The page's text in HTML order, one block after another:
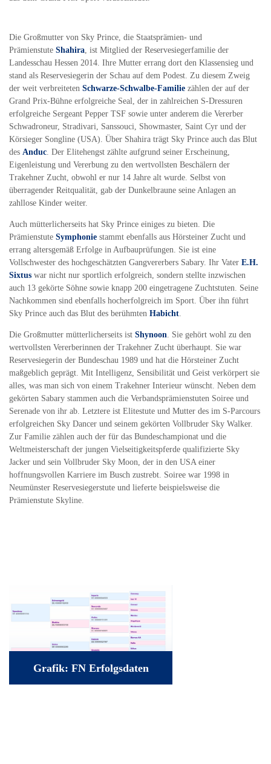
Die Großmutter von Sky Prince, die Staatsprämien- und
Prämienstute Shahira , ist Mitglied der Reservesiegerfamilie der
Landesschau Hessen 2014. Ihre Mutter errang dort den Klassensieg und
stand als Reservesiegerin der Schau auf dem Podest. Zu diesem Zweig
der weit verbreiteten Schwarze-Schwalbe-Familie zählen der auf der
Grand Prix-Bühne erfolgreiche Seal, der in zahlreichen S-Dressuren
erfolgreiche Sergeant Pepper TSF sowie unter anderem die Vererber
Schwadroneur, Stradivari, Sanssouci, Showmaster, Saint Cyr und der
Körsieger Songline (USA). Über Shahira trägt Sky Prince auch das Blut
des Anduc . Der Elitehengst zählte aufgrund seiner Erscheinung,
Eigenleistung und Vererbung zu den wertvollsten Beschälern der
Trakehner Zucht, obwohl er nur 14 Jahre alt wurde. Selbst von
überragender Reitqualität, gab der Dunkelbraune seine Anlagen an
zahllose Kinder weiter.
Auch mütterlicherseits hat Sky Prince einiges zu bieten. Die
Prämienstute Symphonie stammt ebenfalls aus Hörsteiner Zucht und
errang altersgemäß Erfolge in Aufbauprüfungen. Sie ist eine
Vollschwester des hochgeschätzten Gangvererbers Sabary. Ihr Vater E.H.
Sixtus war nicht nur sportlich erfolgreich, sondern stellte inzwischen
auch 13 gekörte Söhne sowie knapp 200 eingetragene Zuchtstuten. Seine
Nachkommen sind ebenfalls hocherfolgreich im Sport. Über ihn führt
Sky Prince auch das Blut des berühmten Habicht
Die Großmutter mütterlicherseits ist Shynoon . Sie gehört wohl zu den
wertvollsten Vererberinnen der Trakehner Zucht überhaupt. Sie war
Reservesiegerin der Bundeschau 1989 und hat die Hörsteiner Zucht
maßgeblich geprägt. Mit Intelligenz, Sensibilität und Geist verkörpert sie
alles, was man sich von einem Trakehner Interieur wünscht. Neben dem
gekörten Sabary stammen auch die Verbandsprämienstuten Soiree und
Serenade von ihr ab. Letztere ist Elitestute und Mutter des im S-Parcours
erfolgreichen Sky Dancer und seinem gekörten Vollbruder Sky Walker.
Zur Familie zählen auch der für das Bundeschampionat und die
Weltmeisterschaft der jungen Vielseitigkeitspferde qualifizierte Sky
Jacker und sein Vollbruder Sky Moon, der in den USA einer
hoffnungsvollen Karriere im Busch zustrebt. Soiree war 1998 in
Neumünster Reservesiegerstute und lieferte beispielsweise die
Prämienstute Skyline.
Grafik: FN Erfolgsdaten